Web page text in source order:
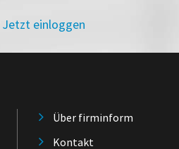
Jetzt einloggen
Über firminform
Kontakt